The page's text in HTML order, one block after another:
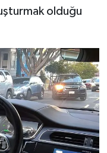
olduğu